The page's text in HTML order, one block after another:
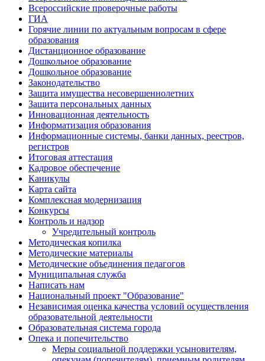
Всероссийские проверочные работы
ГИА
Горячие линии по актуальным вопросам в сфере
образования
Дистанционное образование
Дошкольное образование
Дошкольное образование
Законодательство
Защита имущества несовершеннолетних
Защита персональных данных
Инновационная деятельность
Информатизация образования
Информационные системы, банки данных, реестров,
регистров
Итоговая аттестация
Кадровое обеспечение
Каникулы
Карта сайта
Комплексная модернизация
Конкурсы
Контроль и надзор
Учредительный контроль
Методическая копилка
Методические материалы
Методические объединения педагогов
Муниципальная служба
Написать нам
Национальный проект "Образование"
Независимая оценка качества условий осуществления
образовательной деятельности
Образовательная система города
Опека и попечительство
Меры социальной поддержки усыновителям,